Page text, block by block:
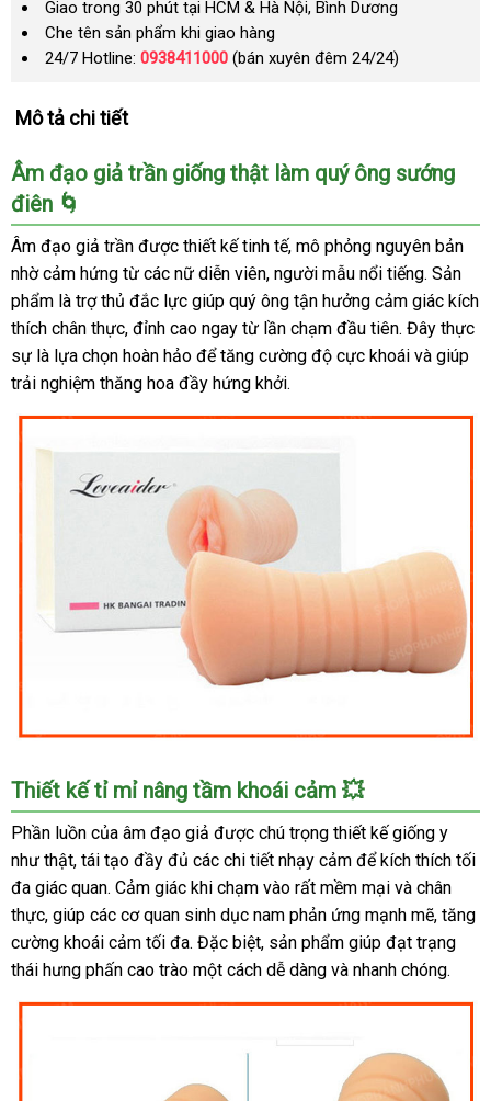
Giao trong 30 phút tại HCM & Hà Nội, Bình Dương
Che tên sản phẩm khi giao hàng
24/7 Hotline: 0938411000 (bán xuyên đêm 24/24)
Mô tả chi tiết
Âm đạo giả trần giống thật làm quý ông sướng
điên 🌀
Âm đạo giả trần được thiết kế tinh tế, mô phỏng nguyên bản
nhờ cảm hứng từ các nữ diễn viên, người mẫu nổi tiếng. Sản
phẩm là trợ thủ đắc lực giúp quý ông tận hưởng cảm giác kích
thích chân thực, đỉnh cao ngay từ lần chạm đầu tiên. Đây thực
sự là lựa chọn hoàn hảo để tăng cường độ cực khoái và giúp
trải nghiệm thăng hoa đầy hứng khởi.
Âm
đạo
giả
siêu
thực
SHP525
kích
thích
cực
Thiết kế tỉ mỉ nâng tầm khoái cảm 💥
Phần luồn của âm đạo giả được chú trọng thiết kế giống y
như thật, tái tạo đầy đủ các chi tiết nhạy cảm để kích thích tối
đa giác quan. Cảm giác khi chạm vào rất mềm mại và chân
thực, giúp các cơ quan sinh dục nam phản ứng mạnh mẽ, tăng
cường khoái cảm tối đa. Đặc biệt, sản phẩm giúp đạt trạng
thái hưng phấn cao trào một cách dễ dàng và nhanh chóng.